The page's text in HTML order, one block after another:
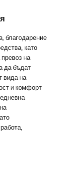
благодарение
като
на
да бъдат
вида на
и комфорт